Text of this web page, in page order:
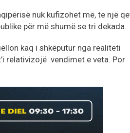
nuk kufizohet më, te një
për më shumë se tri dekada.
kaq i shkëputur nga realiteti
relativizojë vendimet e veta. Por